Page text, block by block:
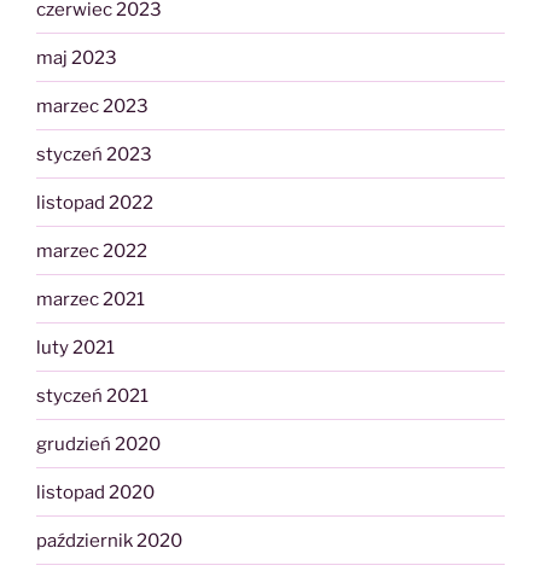
czerwiec 2023
maj 2023
marzec 2023
styczeń 2023
listopad 2022
marzec 2022
marzec 2021
luty 2021
styczeń 2021
grudzień 2020
listopad 2020
październik 2020